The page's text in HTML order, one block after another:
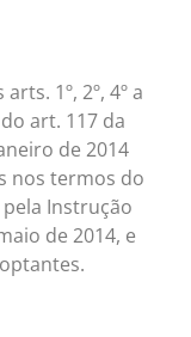
1º, 2º, 4º a
art. 117 da
de 2014
nos termos do
Instrução
de 2014, e